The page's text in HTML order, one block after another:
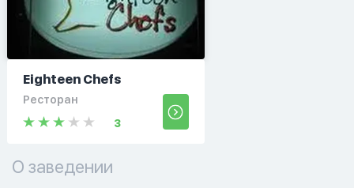
Eighteen Chefs
Ресторан
3
О заведении